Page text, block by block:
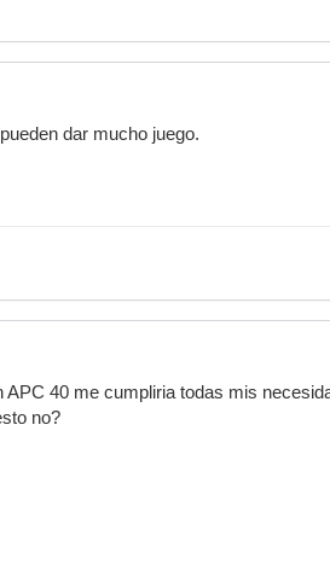
dar mucho juego.
40 me cumpliria todas mis
no?